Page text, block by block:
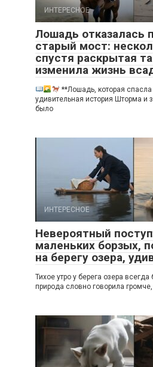
ИНТЕРЕСНОЕ
Лошадь отказалась
старый мост:
спустя раскрытая
изменила жизнь
**Лошадь, которая
удивительная история Шторма и
было
ИНТЕРЕСНОЕ
Невероятный
маленьких борзых,
на берегу озера,
Тихое утро у берега озера
природа словно говорила